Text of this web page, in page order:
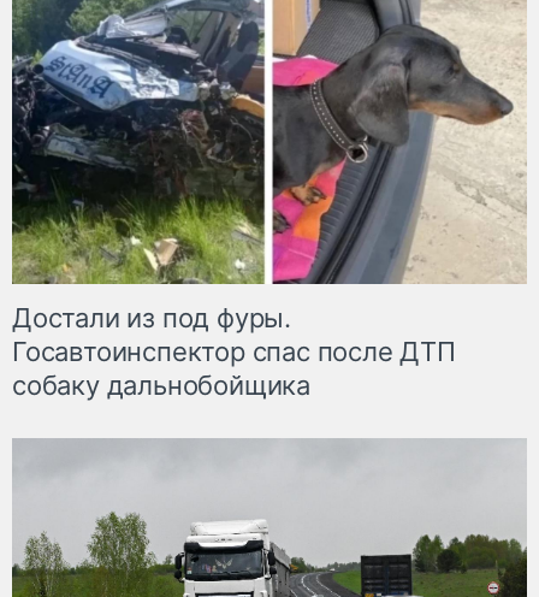
Достали из под фуры.
Госавтоинспектор спас после ДТП
собаку дальнобойщика